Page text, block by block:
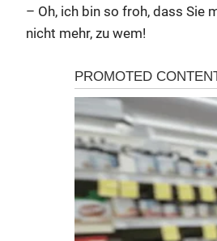
– Oh, ich bin so froh, dass Sie
nicht mehr, zu wem!